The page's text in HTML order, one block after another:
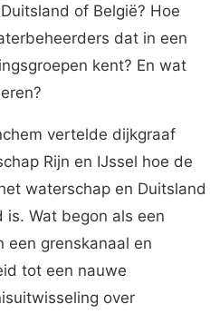
of België? Hoe
dat in een
kent? En wat
vertelde dijkgraaf
Rijn en IJssel hoe de
waterschap en Duitsland
Wat begon als een
een grenskanaal en
tot een nauwe
over